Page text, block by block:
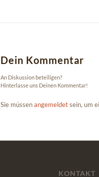
Dein Kommentar
An Diskussion beteiligen?
Hinterlasse uns Deinen Kommentar!
Sie müssenangemeldetsein, um
KONTAKT